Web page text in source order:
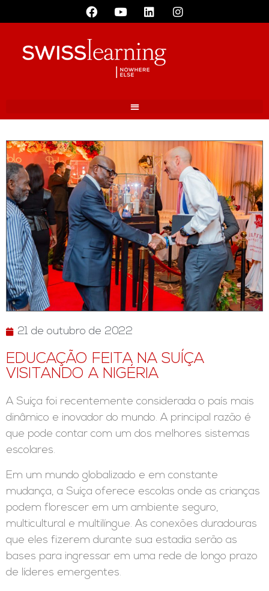
21 de outubro de 2022
EDUCAÇÃO FEITA NA SUÍÇA
VISITANDO A NIGÉRIA
A Suíça foi recentemente considerada o país mais
dinâmico e inovador do mundo. A principal razão é
que pode contar com um dos melhores sistemas
escolares.
Em um mundo globalizado e em constante
mudança, a Suíça oferece escolas onde as crianças
podem florescer em um ambiente seguro,
multicultural e multilíngue. As conexões duradouras
que eles fizerem durante sua estadia serão as
bases para ingressar em uma rede de longo prazo
de líderes emergentes.